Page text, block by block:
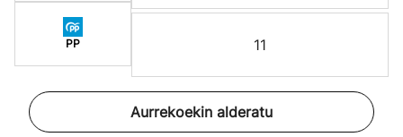
PP 11
Aurrekoekin alderatu